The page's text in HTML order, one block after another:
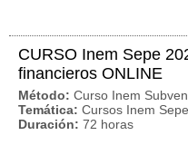
CURSO Inem Sepe
financieros ONLINE
Método: Curso Inem
Temática: Cursos Inem
Duración: 72 horas